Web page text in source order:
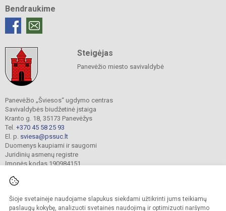
Šioje svetainėje naudojame slapukus siekdami užtikrinti jums teikiamų
paslaugų kokybę, analizuoti svetainės naudojimą ir optimizuoti naršymo
Bendraukime
Steigėjas
Panevėžio miesto savivaldybė
Panevėžio „Šviesos“ ugdymo centras
Savivaldybės biudžetinė įstaiga
Kranto g. 18, 35173 Panevėžys
Tel. +370 45 58 25 93
El. p. sviesa@pssuc.lt
Duomenys kaupiami ir saugomi
Juridinių asmenų registre
Įmonės kodas 190984151
© 2021. Panevėžio „Šviesos“ ugdymo centras. Visos teisės saugomos.
Kopijuoti turinį be raštiško administracijos sutikimo griežtai draudžiama.